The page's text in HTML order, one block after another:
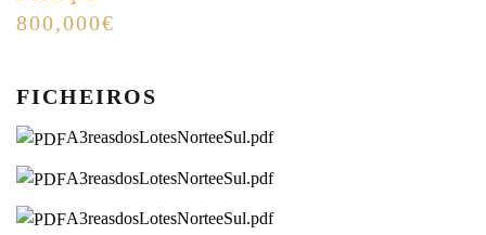
800,000€
FICHEIROS
A3reasdosLotesNorteeSul.pdf
A3reasdosLotesNorteeSul.pdf
A3reasdosLotesNorteeSul.pdf